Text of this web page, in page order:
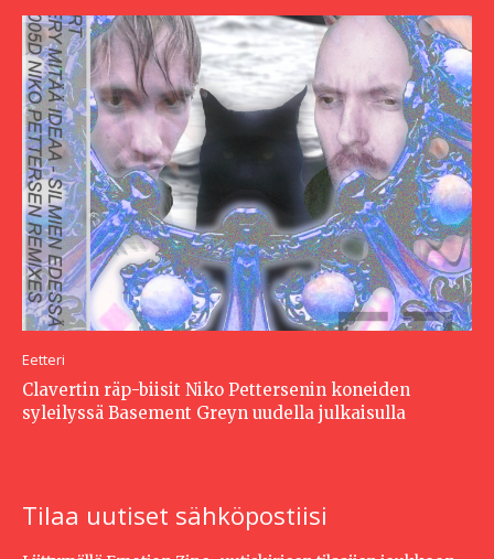
Eetteri
Clavertin räp-biisit Niko Pettersenin koneiden
syleilyssä Basement Greyn uudella julkaisulla
Tilaa uutiset sähköpostiisi